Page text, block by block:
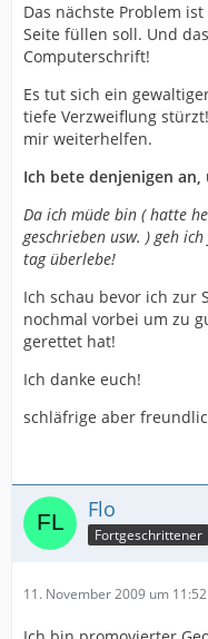
Das nächste Problem
Seite füllen soll. Und
Computerschrift!
Es tut sich ein
tiefe Verzweiflung
mir weiterhelfen.
Ich bete denjenigen
Da ich müde bin ( hatte
geschrieben usw. ) geh
tag überlebe!
Ich schau bevor ich zur
nochmal vorbei um zu
gerettet hat!
Ich danke euch!
schläfrige aber
Flo
Fortgeschrittener
11. November 2009 um 11:52